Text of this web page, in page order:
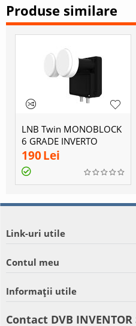
Produse similare
LNB Twin MONOBLOCK
6 GRADE INVERTO
190Lei
Link-uri utile
Contul meu
Informații utile
Contact DVB INVENTOR